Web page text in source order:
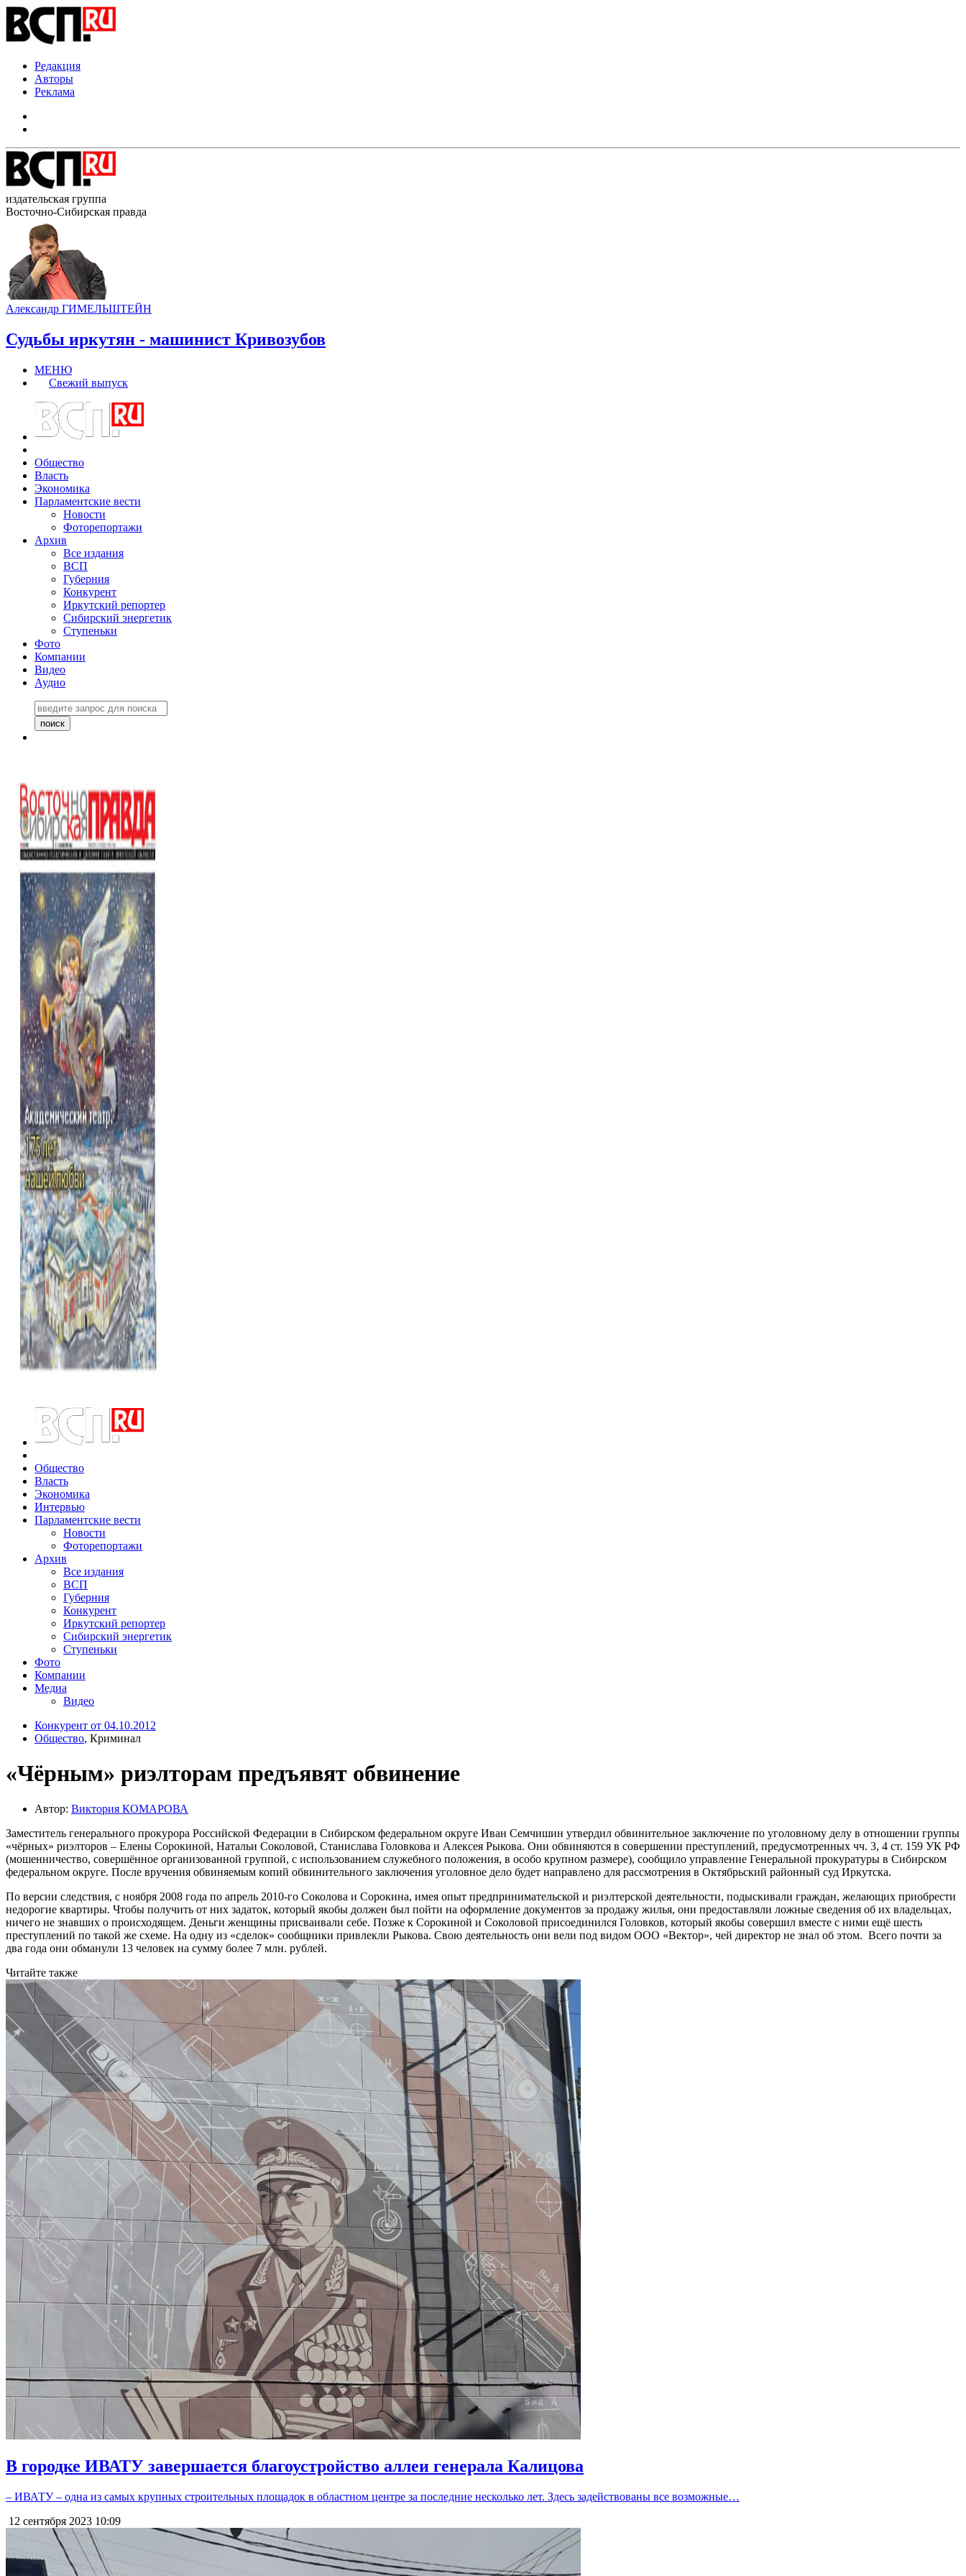
Редакция
Авторы
Реклама
издательская группа
Восточно-Сибирская правда
Александр ГИМЕЛЬШТЕЙН
Судьбы иркутян - машинист Кривозубов
МЕНЮ
Свежий выпуск
Общество
Власть
Экономика
Парламентские вести
Новости
Фоторепортажи
Архив
Все издания
ВСП
Губерния
Конкурент
Иркутский репортер
Сибирский энергетик
Ступеньки
Фото
Компании
Видео
Аудио
Общество
Власть
Экономика
Интервью
Парламентские вести
Новости
Фоторепортажи
Архив
Все издания
ВСП
Губерния
Конкурент
Иркутский репортер
Сибирский энергетик
Ступеньки
Фото
Компании
Медиа
Видео
Конкурент от 04.10.2012
Общество, Криминал
«Чёрным» риэлторам предъявят обвинение
Автор: Виктория КОМАРОВА
Заместитель генерального прокурора Российской Федерации в Сибирском федеральном округе Иван Семчишин утвердил обвинительное заключение по уголовному делу в отношении группы
«чёрных» риэлторов – Елены Сорокиной, Натальи Соколовой, Станислава Головкова и Алексея Рыкова. Они обвиняются в совершении преступлений, предусмотренных чч. 3, 4 ст. 159 УК РФ
(мошенничество, совершённое организованной группой, с использованием служебного положения, в особо крупном размере), сообщило управление Генеральной прокуратуры в Сибирском
федеральном округе. После вручения обвиняемым копий обвинительного заключения уголовное дело будет направлено для рассмотрения в Октябрьский районный суд Иркутска.
По версии следствия, с ноября 2008 года по апрель 2010-го Соколова и Сорокина, имея опыт предпринимательской и риэлтерской деятельности, подыскивали граждан, желающих приобрести
недорогие квартиры. Чтобы получить от них задаток, который якобы должен был пойти на оформление документов за продажу жилья, они предоставляли ложные сведения об их владельцах,
ничего не знавших о происходящем. Деньги женщины присваивали себе. Позже к Сорокиной и Соколовой присоединился Головков, который якобы совершил вместе с ними ещё шесть
преступлений по такой же схеме. На одну из «сделок» сообщники привлекли Рыкова. Свою деятельность они вели под видом ООО «Вектор», чей директор не знал об этом. Всего почти за
два года они обманули 13 человек на сумму более 7 млн. рублей.
Читайте также
В городке ИВАТУ завершается благоустройство аллеи генерала Калицова
– ИВАТУ – одна из самых крупных строительных площадок в областном центре за последние несколько лет. Здесь задействованы все возможные…
12 сентября 2023 10:09